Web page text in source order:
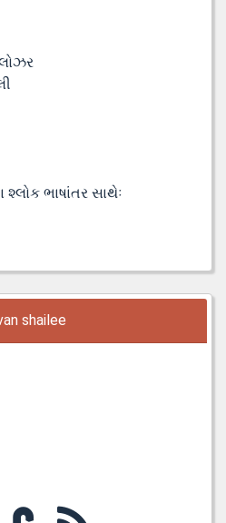
ભાષાંતર સાથેઃ
shailee